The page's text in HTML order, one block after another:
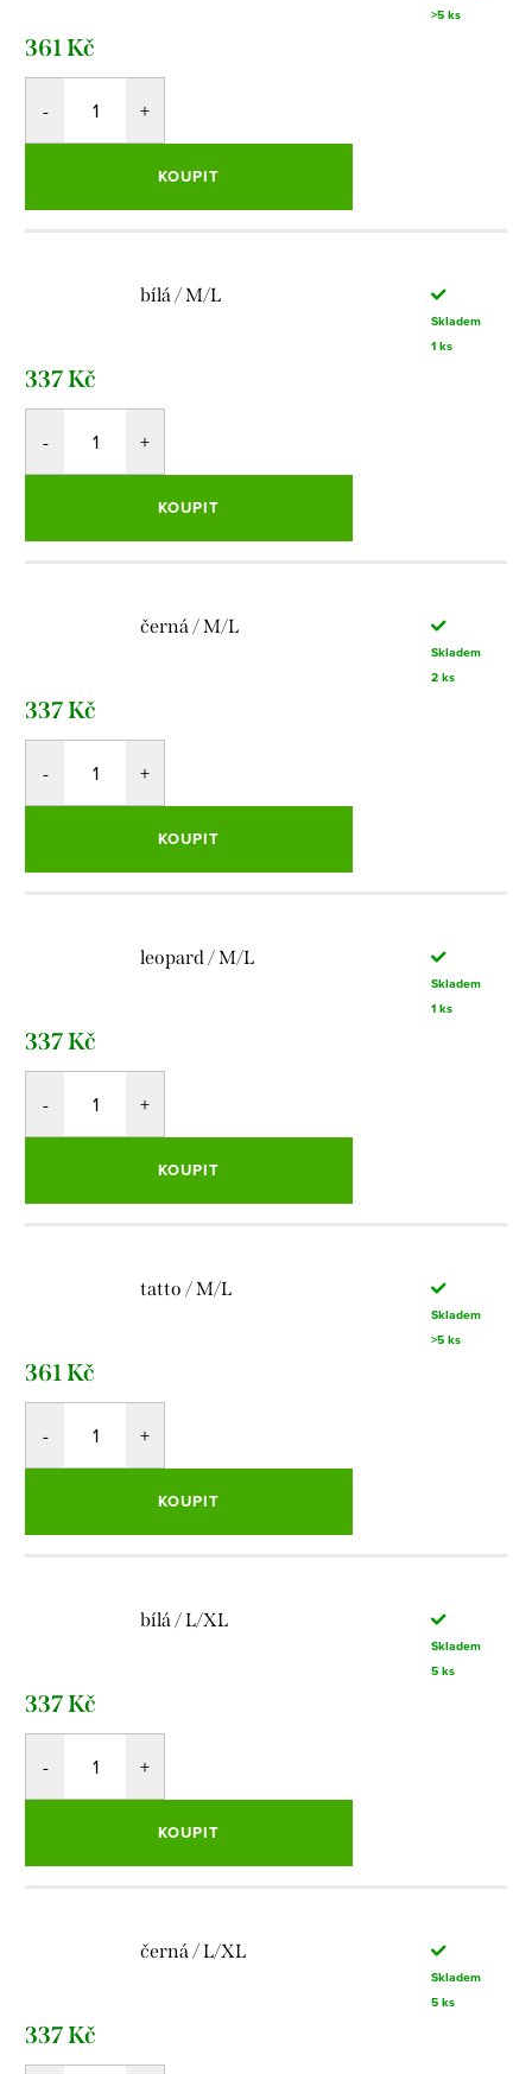
>5 ks
361 Kč
KOUPIT
bílá / M/L
Skladem
1 ks
337 Kč
KOUPIT
černá / M/L
Skladem
2 ks
337 Kč
KOUPIT
leopard / M/L
Skladem
1 ks
337 Kč
KOUPIT
tatto / M/L
Skladem
>5 ks
361 Kč
KOUPIT
bílá / L/XL
Skladem
5 ks
337 Kč
KOUPIT
černá / L/XL
Skladem
5 ks
337 Kč